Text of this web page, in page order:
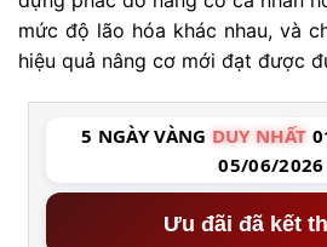
mức độ lão hóa khác nhau, và
hiệu quả nâng cơ mới đạt được
5 NGÀY VÀNG DUY NHẤT
05/06/2026
Ưu đãi đã kết